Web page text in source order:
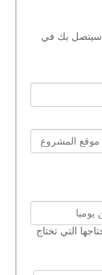
سيتصل بك في
التي تختاج